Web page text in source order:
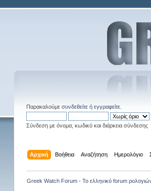
Παρακαλούμε συνδεθείτεή εγγραφείτε.
Σύνδεση με όνομα, κωδικό και διάρκεια σύνδεσης
Αρχική Βοήθεια Αναζήτηση Ημερολόγιο
Greek Watch Forum - Το ελληνικό forum